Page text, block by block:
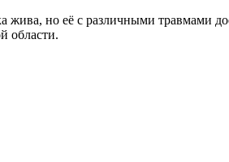
но её с различными травмами
области.